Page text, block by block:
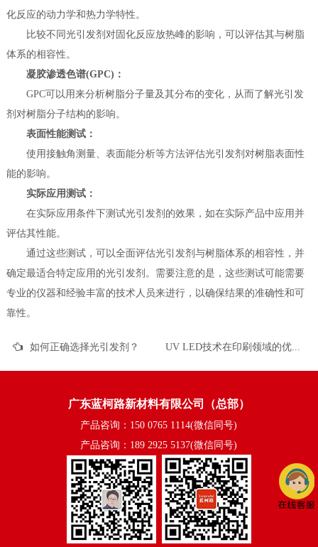
化反应的动力学和热力学特性。
比较不同光引发剂对固化反应放热峰的影响，可以评估其与树脂
体系的相容性。
凝胶渗透色谱(GPC)：
GPC可以用来分析树脂分子量及其分布的变化，从而了解光引发
剂对树脂分子结构的影响。
表面性能测试：
使用接触角测量、表面能分析等方法评估光引发剂对树脂表面性
能的影响。
实际应用测试：
在实际应用条件下测试光引发剂的效果，如在实际产品中应用并
评估其性能。
通过这些测试，可以全面评估光引发剂与树脂体系的相容性，并
确定最适合特定应用的光引发剂。需要注意的是，这些测试可能需要
专业的仪器和经验丰富的技术人员来进行，以确保结果的准确性和可
靠性。
如何正确选择光引发剂？ UV LED技术在印刷领域的优势及展望
广东蓝柯路新材料有限公司（总部）
产品咨询：150 0765 1114(微信同号)
产品咨询：189 2925 5137(微信同号)